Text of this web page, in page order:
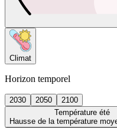
Climat
Horizon temporel
2030 2050
2100
Température été
Hausse de la température